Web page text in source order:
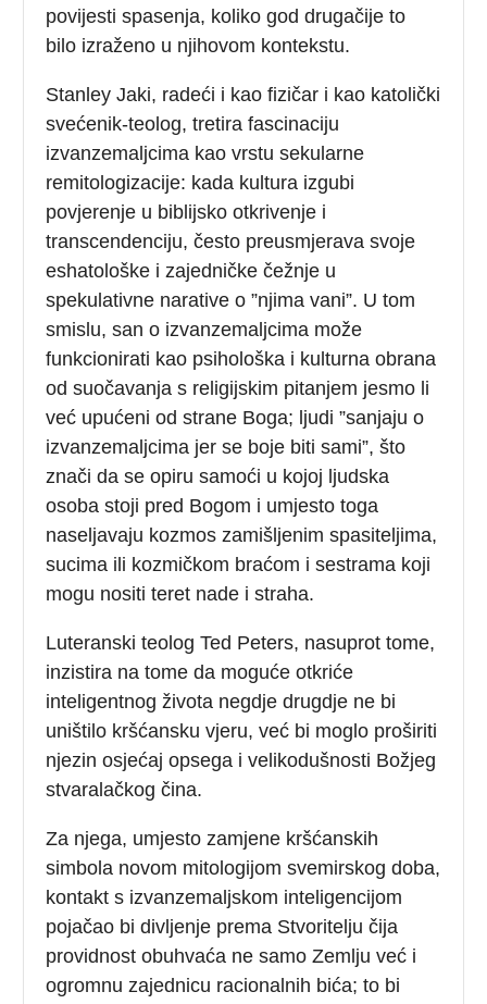
povijesti spasenja, koliko god drugačije to
bilo izraženo u njihovom kontekstu.
Stanley Jaki, radeći i kao fizičar i kao katolički
svećenik-teolog, tretira fascinaciju
izvanzemaljcima kao vrstu sekularne
remitologizacije: kada kultura izgubi
povjerenje u biblijsko otkrivenje i
transcendenciju, često preusmjerava svoje
eshatološke i zajedničke čežnje u
spekulativne narative o ”njima vani”. U tom
smislu, san o izvanzemaljcima može
funkcionirati kao psihološka i kulturna obrana
od suočavanja s religijskim pitanjem jesmo li
već upućeni od strane Boga; ljudi ”sanjaju o
izvanzemaljcima jer se boje biti sami”, što
znači da se opiru samoći u kojoj ljudska
osoba stoji pred Bogom i umjesto toga
naseljavaju kozmos zamišljenim spasiteljima,
sucima ili kozmičkom braćom i sestrama koji
mogu nositi teret nade i straha.
Luteranski teolog Ted Peters, nasuprot tome,
inzistira na tome da moguće otkriće
inteligentnog života negdje drugdje ne bi
uništilo kršćansku vjeru, već bi moglo proširiti
njezin osjećaj opsega i velikodušnosti Božjeg
stvaralačkog čina.
Za njega, umjesto zamjene kršćanskih
simbola novom mitologijom svemirskog doba,
kontakt s izvanzemaljskom inteligencijom
pojačao bi divljenje prema Stvoritelju čija
providnost obuhvaća ne samo Zemlju već i
ogromnu zajednicu racionalnih bića; to bi